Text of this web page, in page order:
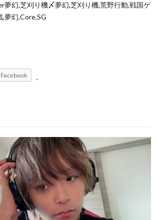
夢幻,芝刈り機〆夢幻,芝刈り機,荒野行動,戦国ゲ
,夢幻,Core,SG
Facebook